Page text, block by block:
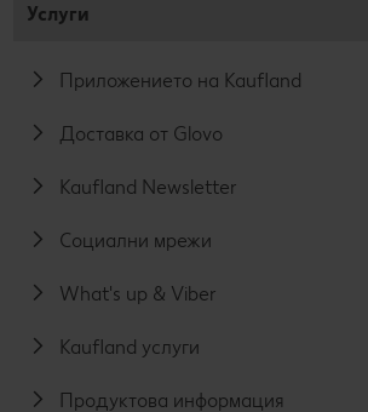
Услуги
Приложението на Kaufland
Доставка от Glovo
Kaufland Newsletter
Социални мрежи
What's up & Viber
Kaufland услуги
Продуктова информация